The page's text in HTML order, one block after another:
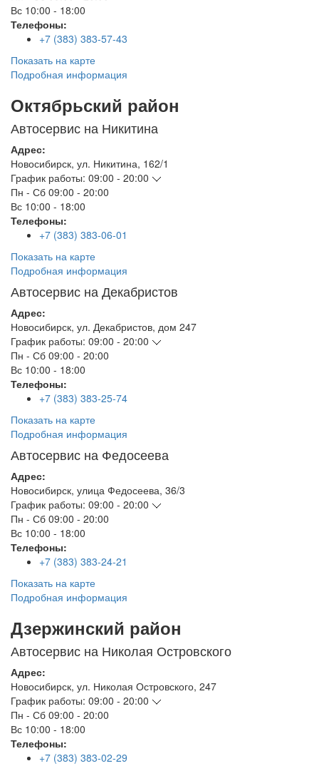
Вс 10:00 - 18:00
Телефоны:
+7 (383) 383-57-43
Показать на карте
Подробная информация
Октябрьский район
Автосервис на Никитина
Адрес:
Новосибирск, ул. Никитина, 162/1
График работы: 09:00 - 20:00
Пн - Сб 09:00 - 20:00
Вс 10:00 - 18:00
Телефоны:
+7 (383) 383-06-01
Показать на карте
Подробная информация
Автосервис на Декабристов
Адрес:
Новосибирск, ул. Декабристов, дом 247
График работы: 09:00 - 20:00
Пн - Сб 09:00 - 20:00
Вс 10:00 - 18:00
Телефоны:
+7 (383) 383-25-74
Показать на карте
Подробная информация
Автосервис на Федосеева
Адрес:
Новосибирск, улица Федосеева, 36/3
График работы: 09:00 - 20:00
Пн - Сб 09:00 - 20:00
Вс 10:00 - 18:00
Телефоны:
+7 (383) 383-24-21
Показать на карте
Подробная информация
Дзержинский район
Автосервис на Николая Островского
Адрес:
Новосибирск, ул. Николая Островского, 247
График работы: 09:00 - 20:00
Пн - Сб 09:00 - 20:00
Вс 10:00 - 18:00
Телефоны:
+7 (383) 383-02-29